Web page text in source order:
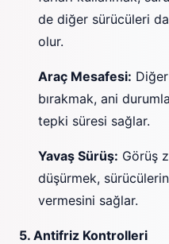
de diğer sürücüleri
olur.
Araç Mesafesi:
bırakmak, ani
tepki süresi sağlar.
Yavaş Sürüş: Görüş
düşürmek,
vermesini sağlar.
5. Antifriz Kontrolleri